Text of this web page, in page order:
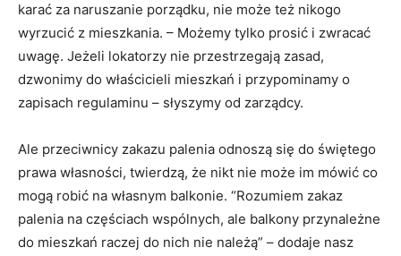
karać za naruszanie porządku, nie może też nikogo
wyrzucić z mieszkania. – Możemy tylko prosić i zwracać
uwagę. Jeżeli lokatorzy nie przestrzegają zasad,
dzwonimy do właścicieli mieszkań i przypominamy o
zapisach regulaminu – słyszymy od zarządcy.
Ale przeciwnicy zakazu palenia odnoszą się do świętego
prawa własności, twierdzą, że nikt nie może im mówić co
mogą robić na własnym balkonie. “Rozumiem zakaz
palenia na częściach wspólnych, ale balkony przynależne
do mieszkań raczej do nich nie należą” – dodaje nasz